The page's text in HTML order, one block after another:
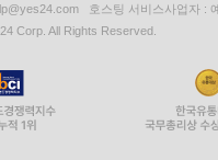
호스팅 서비스사업자 :
Corp. All Rights Reserved.